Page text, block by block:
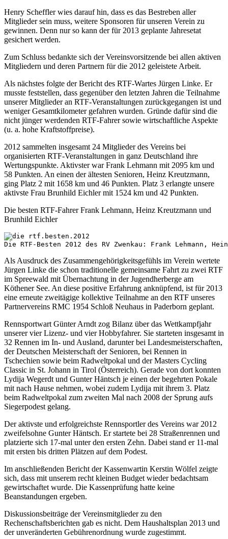
Henry Scheffler wies darauf hin, dass es das Bestreben aller
Mitglieder sein muss, weitere Sponsoren für unseren Verein zu
gewinnen. Denn nur so kann der für 2013 geplante Jahresetat
gesichert werden.
Zum Schluss bedankte sich der Vereinsvorsitzende bei allen aktiven
Mitgliedern und deren Partnern für die 2012 geleistete Arbeit.
Als nächstes folgte der Bericht des RTF-Wartes Jürgen Linke. Er
musste feststellen, dass gegenüber den letzten Jahren die Teilnahme
unserer Mitglieder an RTF-Veranstaltungen zurückgegangen ist und
weniger Gesamtkilometer gefahren wurden. Gründe dafür sind die
nicht jünger werdenden RTF-Fahrer sowie wirtschaftliche Aspekte
(u. a. hohe Kraftstoffpreise).
2012 sammelten insgesamt 24 Mitglieder des Vereins bei
organisierten RTF-Veranstaltungen in ganz Deutschland ihre
Wertungspunkte. Aktivster war Frank Lehmann mit 2095 km und
58 Punkten. An einen der ältesten Senioren, Heinz Kreutzmann,
ging Platz 2 mit 1658 km und 46 Punkten. Platz 3 erlangte unsere
aktivste Frau Brunhild Eichler mit 1524 km und 42 Punkten.
Die besten RTF-Fahrer Frank Lehmann, Heinz Kreutzmann und
Brunhild Eichler
Die RTF-Besten 2012 des RV Zwenkau: Frank Lehmann,
Als Ausdruck des Zusammengehörigkeitsgefühls im Verein wertete
Jürgen Linke die schon traditionelle gemeinsame Fahrt zu zwei RTF
im Spreewald mit Übernachtung in der Jugendherberge am
Köthener See. An diese positive Erfahrung anknüpfend, ist für 2013
eine erneute zweitägige kollektive Teilnahme an den RTF unseres
Partnervereins RMC 1954 Schloß Neuhaus in Paderborn geplant.
Rennsportwart Günter Arndt zog Bilanz über das Wettkampfjahr
unserer vier Lizenz- und vier Hobbyfahrer. Sie starteten insgesamt in
32 Rennen im In- und Ausland, darunter bei Landesmeisterschaften,
der Deutschen Meisterschaft der Senioren, bei Rennen in
Tschechien sowie beim Radweltpokal und der Masters Cycling
Classic in St. Johann in Tirol (Österreich). Gerade von dort konnten
Lydija Wegerdt und Gunter Häntsch je einen der begehrten Pokale
mit nach Hause nehmen, wobei zudem Lydija mit ihrem 3. Platz
beim Radweltpokal zum zweiten Mal nach 2008 der Sprung aufs
Siegerpodest gelang.
Der aktivste und erfolgreichste Rennsportler des Vereins war 2012
zweifelsohne Gunter Häntsch. Er startete bei 28 Straßenrennen und
platzierte sich 17-mal unter den ersten Zehn. Dabei stand er 11-mal
mit ersten bis dritten Plätzen auf dem Podest.
Im anschließenden Bericht der Kassenwartin Kerstin Wölfel zeigte
sich, dass mit unserem recht kleinen Budget wieder bedachtsam
gewirtschaftet wurde. Die Kassenprüfung hatte keine
Beanstandungen ergeben.
Diskussionsbeiträge der Vereinsmitglieder zu den
Rechenschaftsberichten gab es nicht. Dem Haushaltsplan 2013 und
der unveränderten Gebührenordnung wurde zugestimmt.